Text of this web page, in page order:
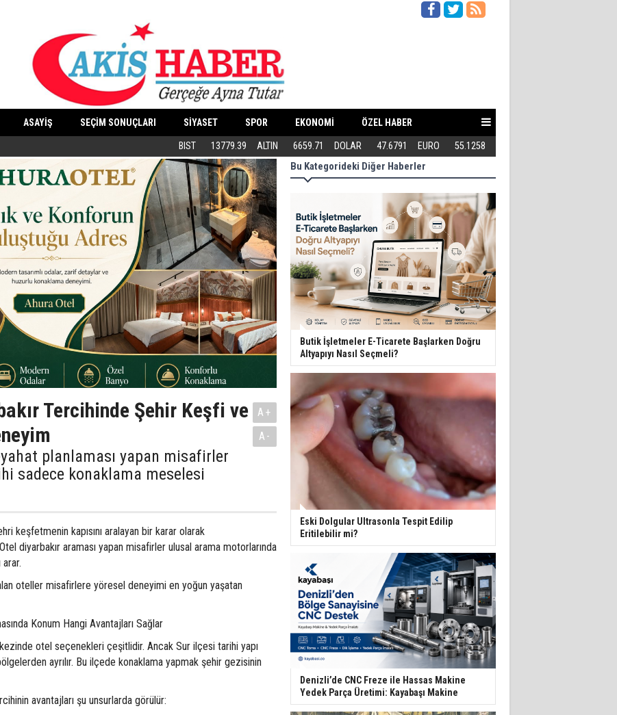
ASAYİŞ SEÇİM SONUÇLARI SİYASET SPOR EKONOMİ ÖZEL HABER
Butik İşletmeler E-Ticarete Başlarken Doğru Altyapıyı Nasıl Seçmeli?
BIST 13779.39 ALTIN 6659.71 DOLAR 47.6791 EURO 55.1258
Tercihinde Şehir Keşfi ve
planlaması yapan misafirler
sadece konaklama meselesi
A+
A-
keşfetmenin kapısını aralayan bir karar olarak
diyarbakır araması yapan misafirler ulusal arama motorlarında
arar.
oteller misafirlere yöresel deneyimi en yoğun yaşatan
Konum Hangi Avantajları Sağlar
otel seçenekleri çeşitlidir. Ancak Sur ilçesi tarihi yapı
ayrılır. Bu ilçede konaklama yapmak şehir gezisinin
avantajları şu unsurlarda görülür:
Bu Kategorideki Diğer Haberler
Butik İşletmeler E-Ticarete Başlarken Doğru
Altyapıyı Nasıl Seçmeli?
Eski Dolgular Ultrasonla Tespit Edilip
Eritilebilir mi?
Denizli’de CNC Freze ile Hassas Makine
Yedek Parça Üretimi: Kayabaşı Makine